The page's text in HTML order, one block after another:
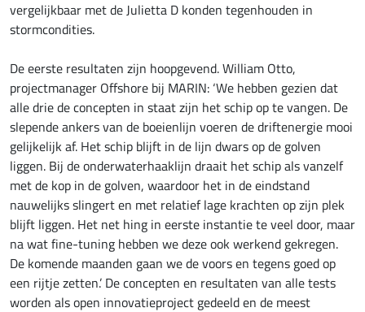
vergelijkbaar met de Julietta D konden tegenhouden in
stormcondities.
De eerste resultaten zijn hoopgevend. William Otto,
projectmanager Offshore bij MARIN: ‘We hebben gezien dat
alle drie de concepten in staat zijn het schip op te vangen. De
slepende ankers van de boeienlijn voeren de driftenergie mooi
gelijkelijk af. Het schip blijft in de lijn dwars op de golven
liggen. Bij de onderwaterhaaklijn draait het schip als vanzelf
met de kop in de golven, waardoor het in de eindstand
nauwelijks slingert en met relatief lage krachten op zijn plek
blijft liggen. Het net hing in eerste instantie te veel door, maar
na wat fine-tuning hebben we deze ook werkend gekregen.
De komende maanden gaan we de voors en tegens goed op
een rijtje zetten.’ De concepten en resultaten van alle tests
worden als open innovatieproject gedeeld en de meest